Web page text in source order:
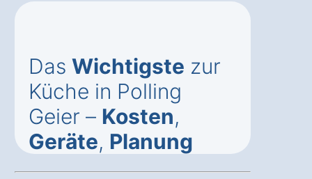
Das Wichtigste zur
Küche in Polling
Geier – Kosten,
Geräte, Planung